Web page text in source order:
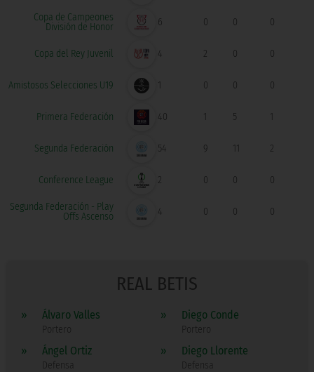
Copa de Campeones
División de Honor
6 0 0 0
Copa del Rey Juvenil 4 2 0 0
Amistosos Selecciones U19 1 0 0 0
Primera Federación 40 1 5 1
Segunda Federación 54 9 11 2
Conference League 2 0 0 0
Segunda Federación - Play
Offs Ascenso
4 0 0 0
REAL BETIS
» Álvaro Valles
Portero
» Diego Conde
Portero
» Ángel Ortiz
Defensa
» Diego Llorente
Defensa